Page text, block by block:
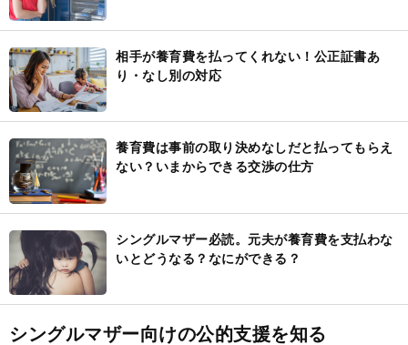
相手が養育費を払ってくれない！公正証書あ
り・なし別の対応
養育費は事前の取り決めなしだと払ってもらえ
ない？いまからできる交渉の仕方
シングルマザー必読。元夫が養育費を支払わな
いとどうなる？なにができる？
シングルマザー向けの公的支援を知る